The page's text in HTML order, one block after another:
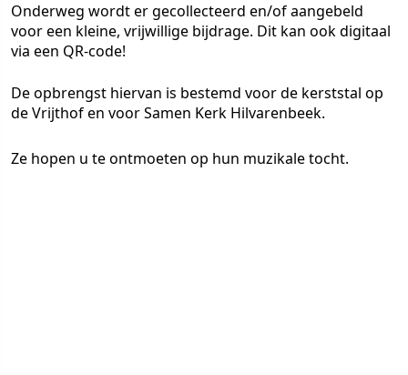
Onderweg wordt er gecollecteerd en/of aangebeld
voor een kleine, vrijwillige bijdrage. Dit kan ook digitaal
via een QR-code!
De opbrengst hiervan is bestemd voor de kerststal op
de Vrijthof en voor Samen Kerk Hilvarenbeek.
Ze hopen u te ontmoeten op hun muzikale tocht.